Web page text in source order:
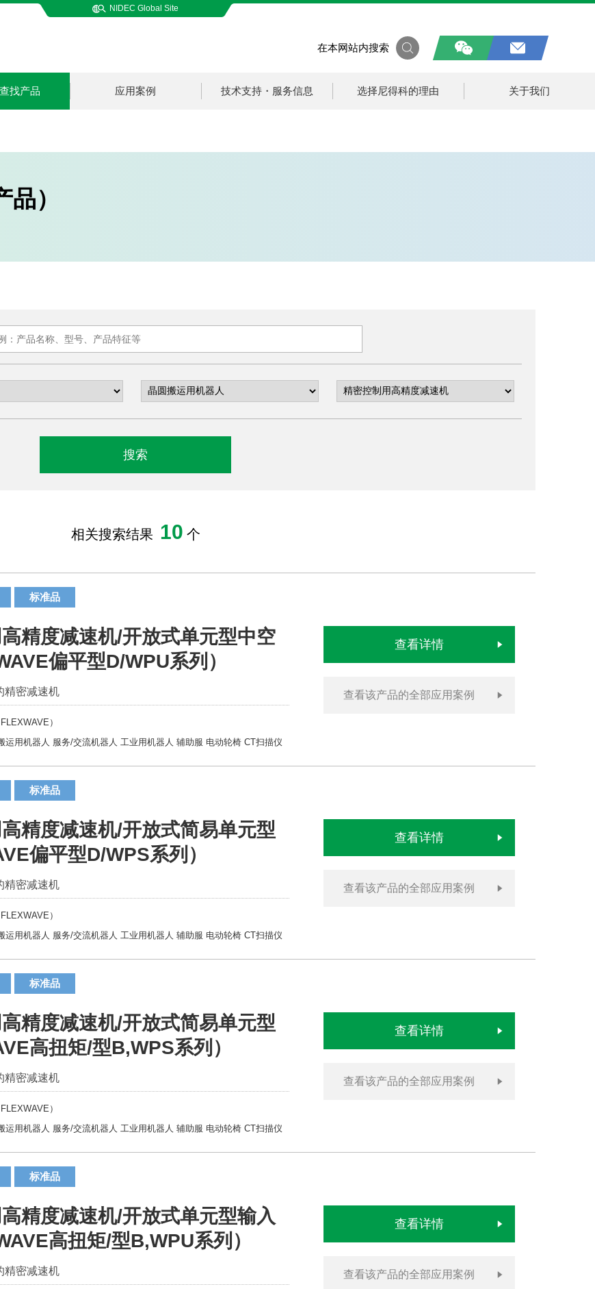
NIDEC Global Site
在本网站内搜索
找产品 应用案例 技术支持・服务信息 选择尼得科的理由 关于我们
品）
相关搜索结果 10 个
标准品
精度减速机/开放式单元型中空
偏平型D/WPU系列）
精密减速机
）
运用机器人 服务/交流机器人 工业用机器人 辅助服 电动轮椅 CT扫描仪
查看详情
查看该产品的全部应用案例
标准品
精度减速机/开放式简易单元型
偏平型D/WPS系列）
精密减速机
）
运用机器人 服务/交流机器人 工业用机器人 辅助服 电动轮椅 CT扫描仪
查看详情
查看该产品的全部应用案例
标准品
精度减速机/开放式简易单元型
高扭矩/型B,WPS系列）
精密减速机
）
运用机器人 服务/交流机器人 工业用机器人 辅助服 电动轮椅 CT扫描仪
查看详情
查看该产品的全部应用案例
标准品
精度减速机/开放式单元型输入
高扭矩/型B,WPU系列）
精密减速机
查看详情
查看该产品的全部应用案例